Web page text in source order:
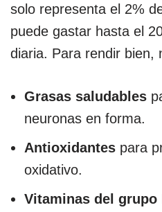
solo representa el 2%
puede gastar hasta el
diaria. Para rendir bien,
Grasas saludables
neuronas en forma.
Antioxidantes para
oxidativo.
Vitaminas del grupo